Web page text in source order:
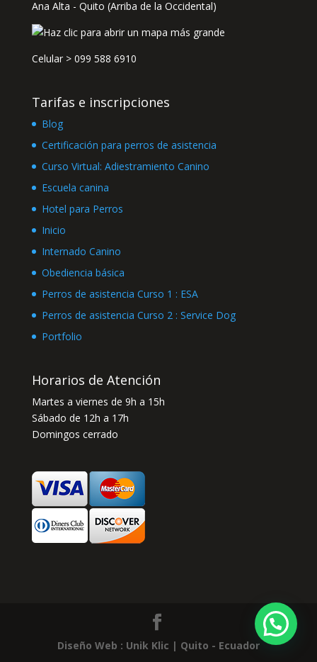
Ana Alta - Quito (Arriba de la Occidental)
Celular > 099 588 6910
Tarifas e inscripciones
Blog
Certificación para perros de asistencia
Curso Virtual: Adiestramiento Canino
Escuela canina
Hotel para Perros
Inicio
Internado Canino
Obediencia básica
Perros de asistencia Curso 1 : ESA
Perros de asistencia Curso 2 : Service Dog
Portfolio
Horarios de Atención
Martes a viernes de 9h a 15h
Sábado de 12h a 17h
Domingos cerrado
Diseño Web : Unik Klic | Quito - Ecuador